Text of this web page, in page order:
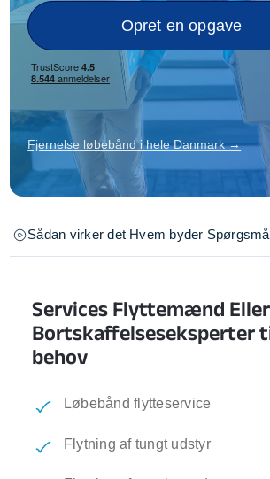
Opret en opgave
Fjernelse løbebånd i hele Danmark →
Sådan virker det Hvem byder
Services Flyttemænd Eller
Bortskaffelseseksperter
behov
Løbebånd flytteservice
Flytning af tungt udstyr